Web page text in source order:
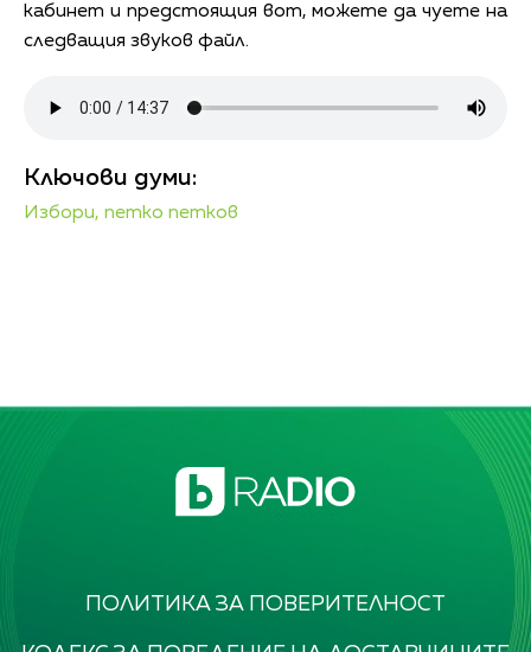
кабинет и предстоящия вот, можете да чуете на
следващия звуков файл.
Ключови думи:
Избори, петко петков
ПОЛИТИКА ЗА ПОВЕРИТЕЛНОСТ